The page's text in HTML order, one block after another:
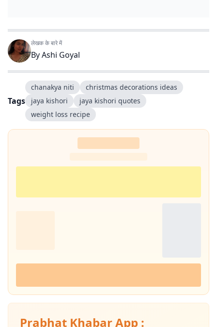
लेखक के बारे में
ByAshi Goyal
Tags
chanakya niti
christmas decorations ideas
jaya kishori
jaya kishori quotes
weight loss recipe
Prabhat Khabar App :